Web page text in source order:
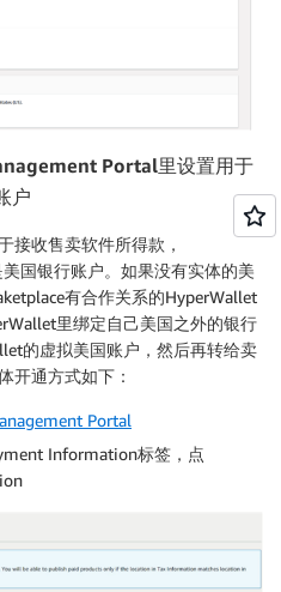
Portal里设置用于
户
接收售卖软件所得款，
国银行账户。如果没有实体的美
有合作关系的HyperWallet
里绑定自己美国之外的银行
的虚拟美国账户，然后再转给卖
开通方式如下：
Portal
Information标签，点